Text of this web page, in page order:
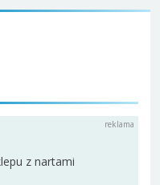
z nartami